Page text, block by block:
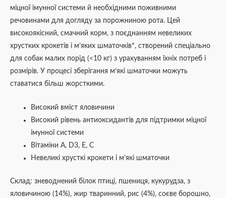
міцної імунної системи й необхідними поживними
речовинами для догляду за порожниною рота. Цей
високоякісний, смачний корм, з поєднанням невеликих
хрустких крокетів і м’яких шматочків*, створений спеціально
для собак малих порід (<10 кг) з урахуванням їхніх потреб і
розмірів. У процесі зберігання м’які шматочки можуть
ставатися більш жорсткими.
Високий вміст яловичини
Високий рівень антиоксидантів для підтримки міцної
імунної системи
Вітаміни А, D3, Е, С
Невеликі хрусткі крокети і м’які шматочки
Склад: зневоднений білок птиці, пшениця, кукурудза, з
яловичиною (14%), жир тваринний, рис (4%), соєве борошно,